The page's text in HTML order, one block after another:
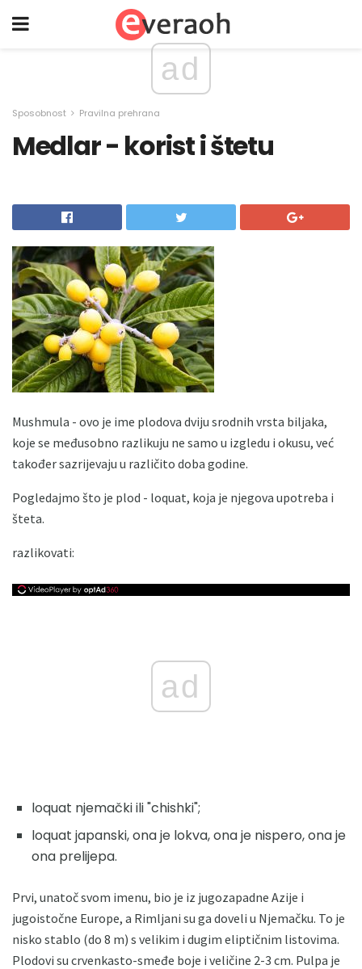
ad
Sposobnost Pravilna prehrana
Medlar - korist i štetu
Mushmula - ovo je ime plodova dviju srodnih vrsta biljaka,
koje se međusobno razlikuju ne samo u izgledu i okusu, već
također sazrijevaju u različito doba godine.
Pogledajmo što je plod - loquat, koja je njegova upotreba i
šteta.
razlikovati:
ad
loquat njemački ili "chishki";
loquat japanski, ona je lokva, ona je nispero, ona je
ona prelijepa.
Prvi, unatoč svom imenu, bio je iz jugozapadne Azije i
jugoistočne Europe, a Rimljani su ga doveli u Njemačku. To je
nisko stablo (do 8 m) s velikim i dugim eliptičnim listovima.
Plodovi su crvenkasto-smeđe boje i veličine 2-3 cm. Pulpa je